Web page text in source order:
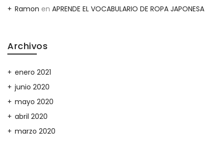
Ramon en APRENDE EL VOCABULARIO DE ROPA JAPONESA
Archivos
enero 2021
junio 2020
mayo 2020
abril 2020
marzo 2020